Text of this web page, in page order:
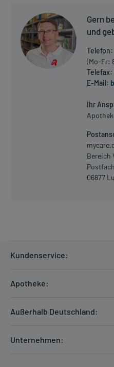
Gern
und
Telefon:
(Mo-Fr:
Telefax:
E-Mail:
Ihr
Bereich
06877
Kundenservice:
Zahlungsarten
Hilfe
Apotheke:
Außerhalb Deutschland:
Unternehmen: